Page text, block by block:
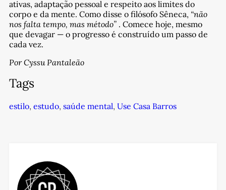
ativas, adaptação pessoal e respeito aos limites do
corpo e da mente. Como disse o filósofo Sêneca, “não
nos falta tempo, mas método” . Comece hoje, mesmo
que devagar — o progresso é construído um passo de
cada vez.
Por Cyssu Pantaleão
Tags
estilo, estudo, saúde mental, Use Casa Barros